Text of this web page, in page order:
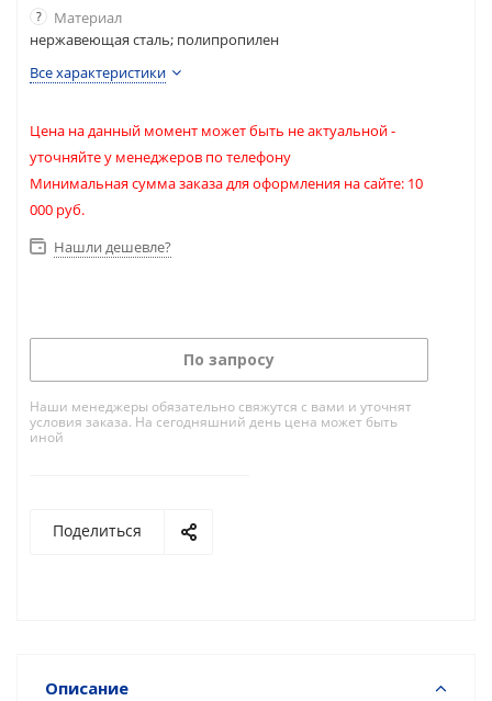
?
Материал
нержавеющая сталь; полипропилен
Все характеристики
Цена на данный момент может быть не актуальной -
уточняйте у менеджеров по телефону
Минимальная сумма заказа для оформления на сайте: 10
000 руб.
Нашли дешевле?
По запросу
Наши менеджеры обязательно свяжутся с вами и уточнят
условия заказа. На сегодняшний день цена может быть
иной
Поделиться
Описание